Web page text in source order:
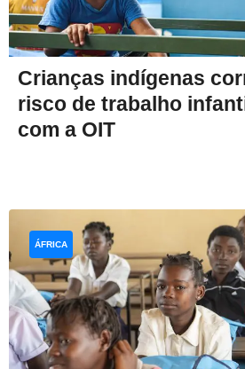
Crianças indígenas
risco de trabalho
com a OIT
ÁFRICA